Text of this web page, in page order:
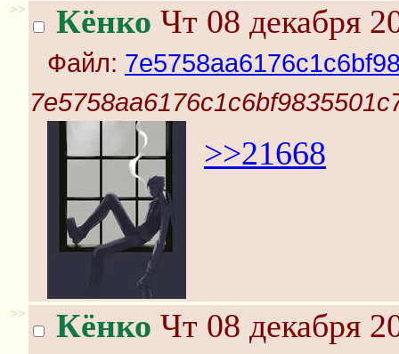
>> Кёнко Чт 08 декабря
Файл:
>>21668
>> Кёнко Чт 08 декабря